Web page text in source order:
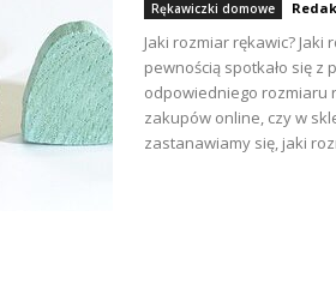
Rękawiczki domowe
Jaki rozmiar rękawic? Jaki
pewnością spotkało się z
odpowiedniego rozmiaru
zakupów online, czy w
zastanawiamy się, jaki